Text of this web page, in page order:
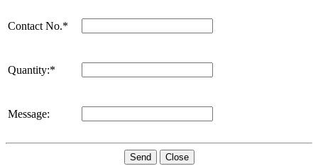
Contact No.*
Quantity:*
Message:
Send Close